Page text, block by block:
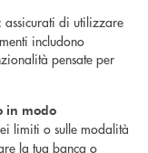
: assicurati di utilizzare
includono
pensate per
in modo
limiti o sulle modalità
la tua banca o